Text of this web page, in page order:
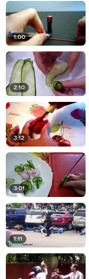
1:00
2:10
3:12
3:01
1:11